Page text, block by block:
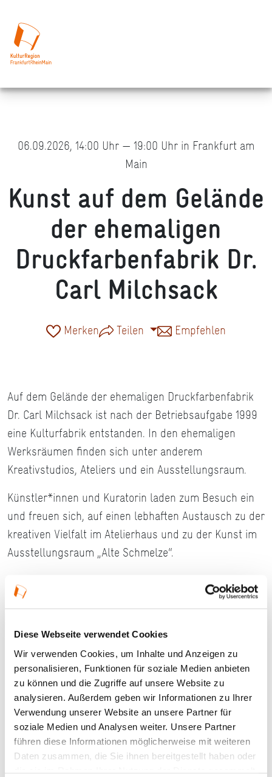
Diese Webseite verwendet Cookies
Wir verwenden Cookies, um Inhalte und Anzeigen zu
personalisieren, Funktionen für soziale Medien anbieten
zu können und die Zugriffe auf unsere Website zu
analysieren. Außerdem geben wir Informationen zu Ihrer
Verwendung unserer Website an unsere Partner für
soziale Medien und Analysen weiter. Unsere Partner
führen diese Informationen möglicherweise mit weiteren
Daten zusammen, die Sie ihnen bereitgestellt haben oder
06.09.2026, 14:00 Uhr — 19:00 Uhr in Frankfurt am
Main
Kunst auf dem Gelände
der ehemaligen
Druckfarbenfabrik Dr.
Carl Milchsack
Merken Teilen Empfehlen
Auf dem Gelände der ehemaligen Druckfarbenfabrik
Dr. Carl Milchsack ist nach der Betriebsaufgabe 1999
eine Kulturfabrik entstanden. In den ehemaligen
Werksräumen finden sich unter anderem
Kreativstudios, Ateliers und ein Ausstellungsraum.
Künstler*innen und Kuratorin laden zum Besuch ein
und freuen sich, auf einen lebhaften Austausch zu der
kreativen Vielfalt im Atelierhaus und zu der Kunst im
Ausstellungsraum „Alte Schmelze“.
Details
06.09.2026, 14:00 Uhr — 19:00 Uhr in Frankfurt
am Main
Veranstaltungstyp:Ausstellung
Kosten und Anmeldung